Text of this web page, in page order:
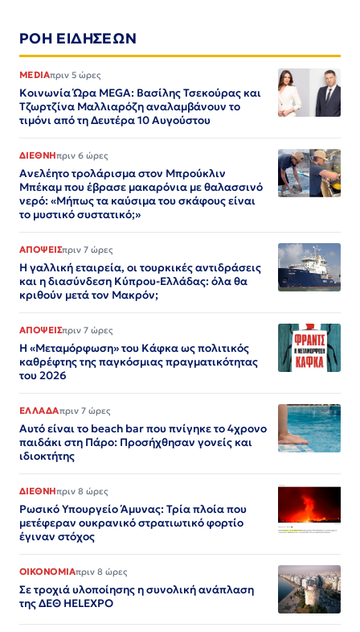
ΡΟΗ ΕΙΔΗΣΕΩΝ
MEDIAπριν 5 ώρες
Κοινωνία Ώρα MEGA: Βασίλης Τσεκούρας και
Τζωρτζίνα Μαλλιαρόζη αναλαμβάνουν το
τιμόνι από τη Δευτέρα 10 Αυγούστου
ΔΙΕΘΝΗπριν 6 ώρες
Ανελέητο τρολάρισμα στον Μπρούκλιν
Μπέκαμ που έβρασε μακαρόνια με θαλασσινό
νερό: «Μήπως τα καύσιμα του σκάφους είναι
το μυστικό συστατικό;»
ΑΠΟΨΕΙΣπριν 7 ώρες
Η γαλλική εταιρεία, οι τουρκικές αντιδράσεις
και η διασύνδεση Κύπρου-Ελλάδας: όλα θα
κριθούν μετά τον Μακρόν;
ΑΠΟΨΕΙΣπριν 7 ώρες
Η «Μεταμόρφωση» του Κάφκα ως πολιτικός
καθρέφτης της παγκόσμιας πραγματικότητας
του 2026
ΕΛΛΑΔΑπριν 7 ώρες
Αυτό είναι το beach bar που πνίγηκε το 4χρονο
παιδάκι στη Πάρο: Προσήχθησαν γονείς και
ιδιοκτήτης
ΔΙΕΘΝΗπριν 8 ώρες
Ρωσικό Υπουργείο Άμυνας: Τρία πλοία που
μετέφεραν ουκρανικό στρατιωτικό φορτίο
έγιναν στόχος
ΟΙΚΟΝΟΜΙΑπριν 8 ώρες
Σε τροχιά υλοποίησης η συνολική ανάπλαση
της ΔΕΘ HELEXPO